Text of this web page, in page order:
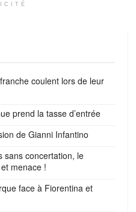
coulent lors de leur
prend la tasse d’entrée
de Gianni Infantino
sans concertation, le
menace !
face à Fiorentina et